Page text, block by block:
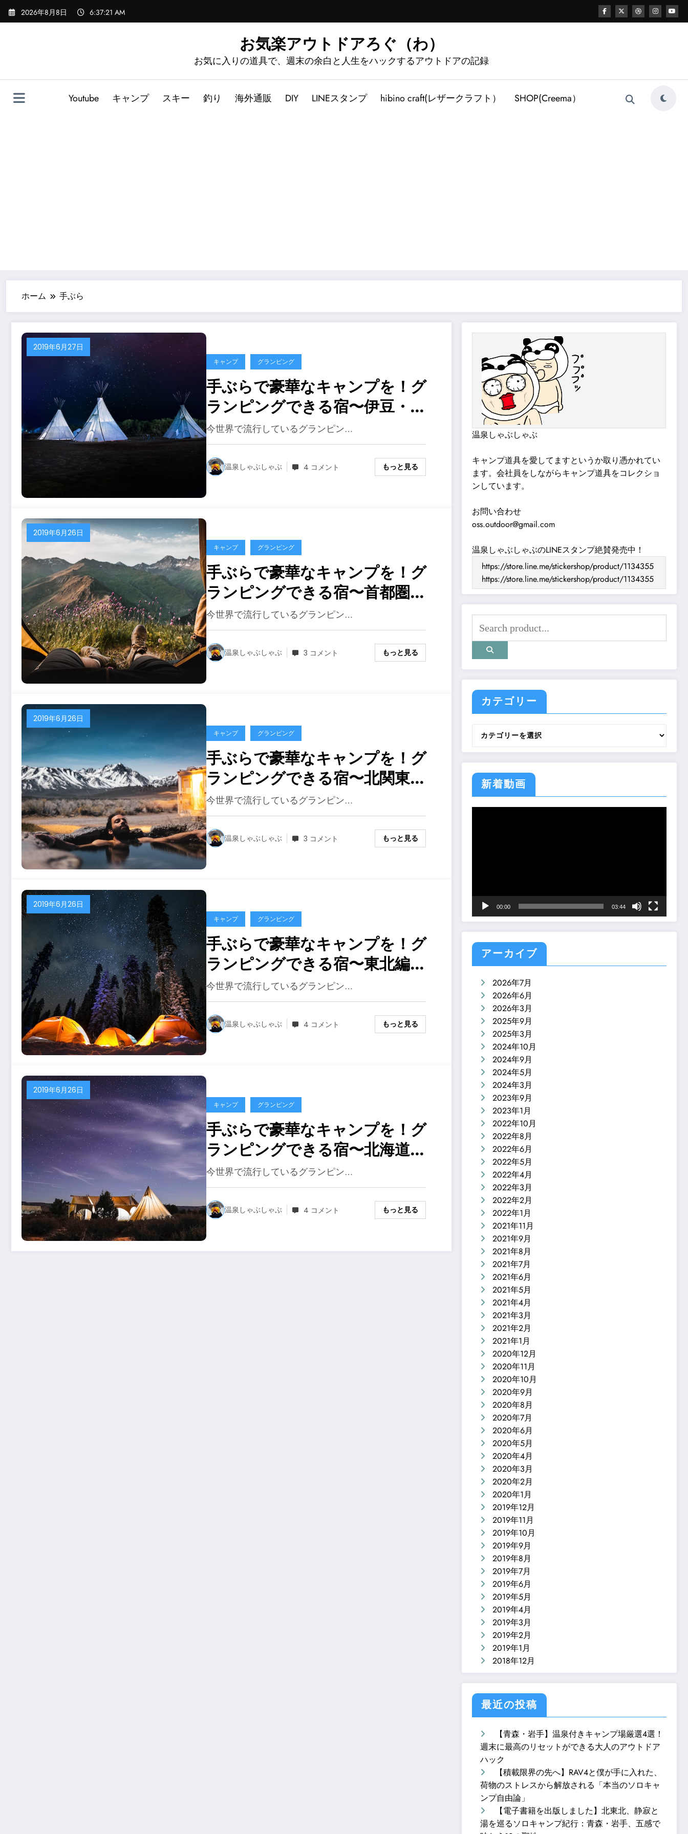
ス
2026年8月8日 6:37:22 AM
お気楽アウトドアろぐ（わ）
お気に入りの道具で、週末の余白と人生をハックするアウトドアの記録
Youtube キャンプ スキー 釣り 海外通販 DIY LINEスタンプ hibino craft(レザークラフト） SHOP(Creema）
ホーム 手ぶら
2019年6月27日
キャンプ グランピング
手ぶらで豪華なキャンプを！グ
ランピングできる宿〜伊豆・箱
根編２０１９年
今世界で流行しているグランピン…
温泉しゃぶしゃぶ 4 コメント もっと見る
2019年6月26日
キャンプ グランピング
手ぶらで豪華なキャンプを！グ
ランピングできる宿〜首都圏
（関東）編２０１９年
今世界で流行しているグランピン…
温泉しゃぶしゃぶ 3 コメント もっと見る
2019年6月26日
キャンプ グランピング
手ぶらで豪華なキャンプを！グ
ランピングできる宿〜北関東編
２０１９年
今世界で流行しているグランピン…
温泉しゃぶしゃぶ 3 コメント もっと見る
2019年6月26日
キャンプ グランピング
手ぶらで豪華なキャンプを！グ
ランピングできる宿〜東北編２
０１９年
今世界で流行しているグランピン…
温泉しゃぶしゃぶ 4 コメント もっと見る
2019年6月26日
キャンプ グランピング
手ぶらで豪華なキャンプを！グ
ランピングできる宿〜北海道編
２０１９年
今世界で流行しているグランピン…
温泉しゃぶしゃぶ 4 コメント もっと見る
温泉しゃぶしゃぶ
キャンプ道具を愛してますというか取り憑かれてい
ます。会社員をしながらキャンプ道具をコレクショ
ンしています。
お問い合わせ
oss.outdoor@gmail.com
温泉しゃぶしゃぶのLINEスタンプ絶賛発売中！
https://store.line.me/stickershop/product/1134355
https://store.line.me/stickershop/product/1134355
カテゴリー
ゴ
ー
新着動画
00:00 03:44
アーカイブ
2026年7月
2026年6月
2026年3月
2025年9月
2025年3月
2024年10月
2024年9月
2024年5月
2024年3月
2023年9月
2023年1月
2022年10月
2022年8月
2022年6月
2022年5月
2022年4月
2022年3月
2022年2月
2022年1月
2021年11月
2021年9月
2021年8月
2021年7月
2021年6月
2021年5月
2021年4月
2021年3月
2021年2月
2021年1月
2020年12月
2020年11月
2020年10月
2020年9月
2020年8月
2020年7月
2020年6月
2020年5月
2020年4月
2020年3月
2020年2月
2020年1月
2019年12月
2019年11月
2019年10月
2019年9月
2019年8月
2019年7月
2019年6月
2019年5月
2019年4月
2019年3月
2019年2月
2019年1月
2018年12月
最近の投稿
【青森・岩手】温泉付きキャンプ場厳選4選！
週末に最高のリセットができる大人のアウトドア
ハック
【積載限界の先へ】RAV4と僕が手に入れた、
荷物のストレスから解放される「本当のソロキャ
ンプ自由論」
【電子書籍を出版しました】北東北、静寂と
湯を巡るソロキャンプ紀行：青森・岩手、五感で